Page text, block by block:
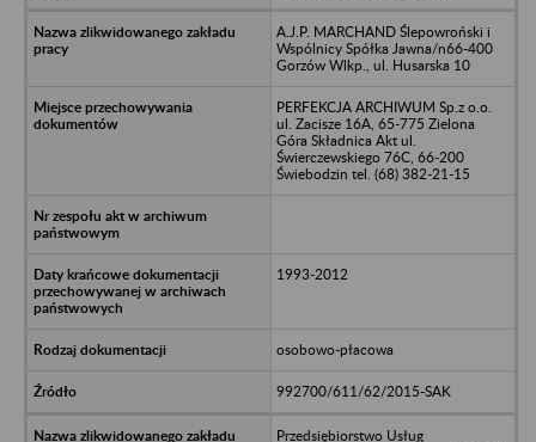
A.J.P. MARCHAND Ślepowroński i
Wspólnicy Spółka Jawna/n66-400
Gorzów Wlkp., ul. Husarska 10
PERFEKCJA ARCHIWUM Sp.z o.o.
ul. Zacisze 16A, 65-775 Zielona
Góra Składnica Akt ul.
Świerczewskiego 76C, 66-200
Świebodzin tel. (68) 382-21-15
1993-2012
osobowo-płacowa
992700/611/62/2015-SAK
Przedsiębiorstwo Usług